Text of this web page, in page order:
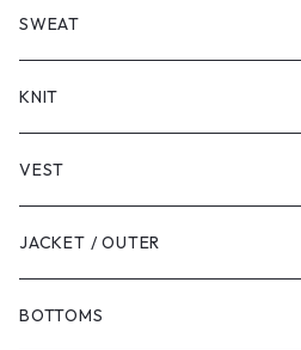
LONG SLEEVE
SHORT SLEEVE
LONG SLEEVE
SWEAT
KNIT
VEST
JACKET / OUTER
BOTTOMS